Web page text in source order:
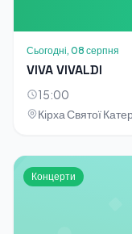
Сьогодні, 08 серпня
VIVA VIVALDI
15:00
Кірха Святої
Концерти